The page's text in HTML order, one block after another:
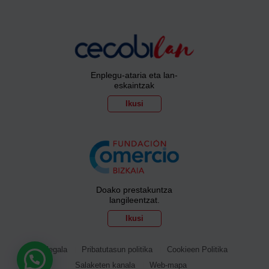
Enplegu-ataria eta lan-
eskaintzak
Ikusi
Doako prestakuntza
langileentzat.
Ikusi
Ohar legala Pribatutasun politika
Cookieen Politika
Salaketen kanala
Web-mapa